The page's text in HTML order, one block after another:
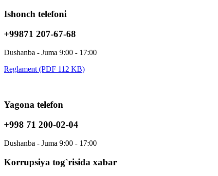
Ishonch telefoni
+99871 207-67-68
Dushanba - Juma 9:00 - 17:00
Reglament (PDF 112 KB)
Yagona telefon
+998 71 200-02-04
Dushanba - Juma 9:00 - 17:00
Korrupsiya tog`risida xabar